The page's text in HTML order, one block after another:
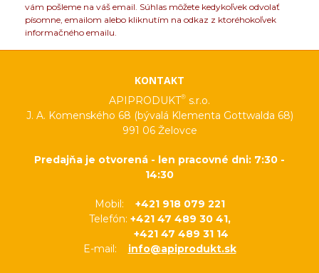
vám pošleme na váš email. Súhlas môžete kedykoľvek odvolať
písomne, emailom alebo kliknutím na odkaz z ktoréhokoľvek
informačného emailu.
KONTAKT
APIPRODUKT® s.r.o.
J. A. Komenského 68 (bývalá Klementa Gottwalda 68)
991 06 Želovce
Predajňa je otvorená - len pracovné dni: 7:30 -
14:30
Mobil: +421 918 079 221
Telefón: +421 47 489 30 41,
+421 47 489 31 14
E-mail: info@apiprodukt.sk